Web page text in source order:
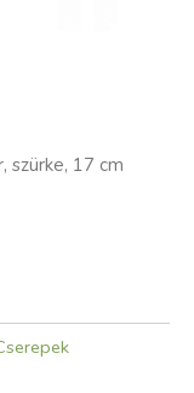
szürke, 17 cm